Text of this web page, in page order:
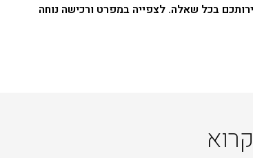
בכל שאלה. לצפייה במפרט ורכישה נוחה